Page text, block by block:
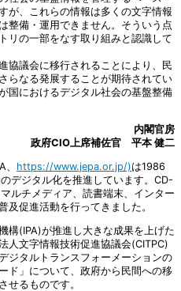
が、これらの情報は多くの文字情報
整備・運用できません。そういう点
リの一部をなす取り組みと認識して
協議会に移行されることにより、民
らなる発展することが期待されてい
国におけるデジタル社会の基盤整備
内閣官房
政府CIO上席補佐官 平本 健二
https://www.jepa.or.jp/)は1986
デジタル化を推進しています。CD-
ルチメディア、読書端末、インター
及促進活動を行ってきました。
構(IPA)が推進し大きな成果を上げた
人文字情報技術促進協議会(CITPC)
ジタルトランスフォーメーションの
ド」について、政府から民間への移
せるものです。